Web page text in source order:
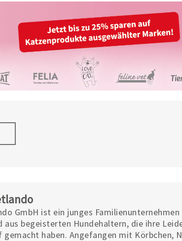
GmbH ist ein junges Familienunternehmen
aus begeisterten Hundehaltern, die ihre
gemacht haben. Angefangen mit Körbchen,